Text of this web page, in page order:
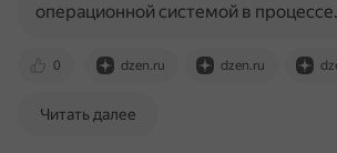
0 dzen.ru dzen.ru
операционной системой в
Читать далее